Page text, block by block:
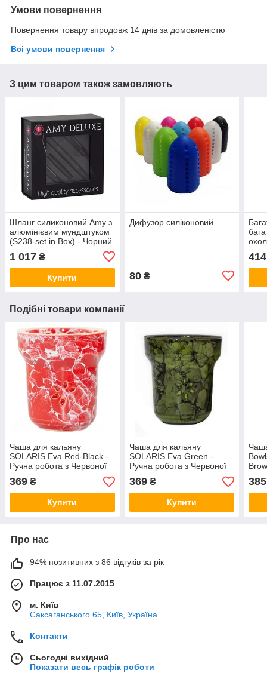
Умови повернення
Повернення товару впродовж 14 днів за домовленістю
Всі умови повернення
З цим товаром також замовляють
Шланг силиконовий Amy з
алюмінієвим мундштуком
(S238-set in Box) - Чорний
1 017 ₴
Купити
Дифузор силіконовий
80₴
414
Подібні товари компанії
Чаша для кальяну
SOLARIS Eva Red-Black -
Ручна робота з Червоної
та Білої Глини
369 ₴
Купити
Чаша для кальяну
SOLARIS Eva Green -
Ручна робота з Червоної
та Білої Глини
369₴
Купити
385
Про нас
94% позитивних з 86 відгуків за рік
Працює з 11.07.2015
м. Київ
Саксаганського 65, Київ, Україна
Контакти
Сьогодні вихідний
Показати весь графік роботи